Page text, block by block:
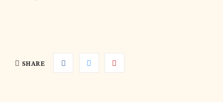
SHARE